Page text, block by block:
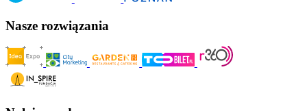
Nasze rozwiązania